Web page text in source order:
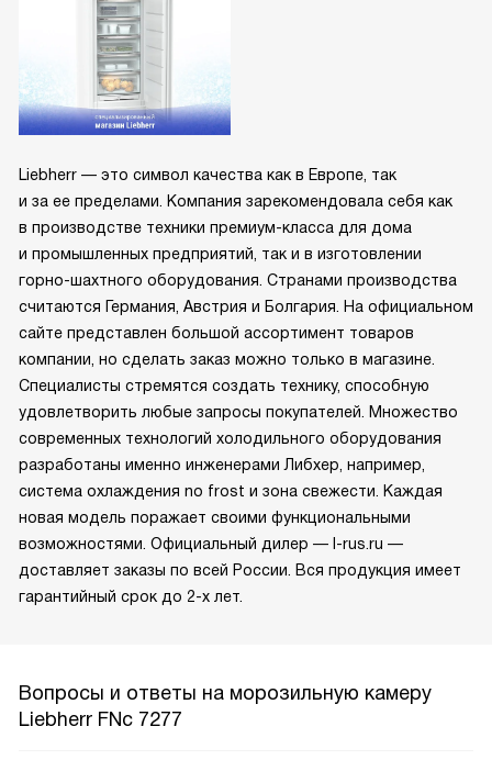
Liebherr — это символ качества как в Европе, так
и за ее пределами. Компания зарекомендовала себя как
в производстве техники премиум-класса для дома
и промышленных предприятий, так и в изготовлении
горно-шахтного оборудования. Странами производства
считаются Германия, Австрия и Болгария. На официальном
сайте представлен большой ассортимент товаров
компании, но сделать заказ можно только в магазине.
Специалисты стремятся создать технику, способную
удовлетворить любые запросы покупателей. Множество
современных технологий холодильного оборудования
разработаны именно инженерами Либхер, например,
система охлаждения no frost и зона свежести. Каждая
новая модель поражает своими функциональными
возможностями. Официальный дилер — l-rus.ru —
доставляет заказы по всей России. Вся продукция имеет
гарантийный срок до 2-х лет.
Вопросы и ответы на морозильную камеру
Liebherr FNc 7277